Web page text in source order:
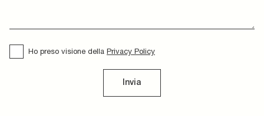
Ho preso visione della Privacy Policy
Invia